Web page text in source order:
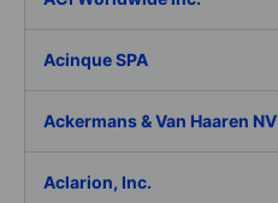
Acinque SPA
Ackermans & Van Haaren NV
Aclarion, Inc.